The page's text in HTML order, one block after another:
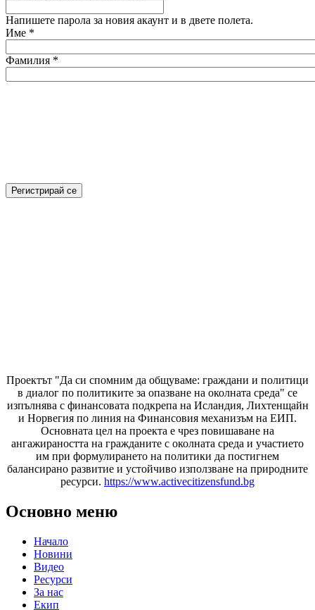
Напишете парола за новия акаунт и в двете полета.
Име *
Фамилия *
Проектът "Да си спомним да общуваме: граждани и политици
в диалог по политиките за опазване на околната среда" се
изпълнява с финансовата подкрепа на Исландия, Лихтенщайн
и Норвегия по линия на Финансовия механизъм на ЕИП.
Основната цел на проекта е чрез повишаване на
ангажираността на гражданите с околната среда и участието
им при формулирането на политики да постигнем
балансирано развитие и устойчиво използване на природните
ресурси. https://www.activecitizensfund.bg
Основно меню
Начало
Новини
Видео
Ресурси
За нас
Екип